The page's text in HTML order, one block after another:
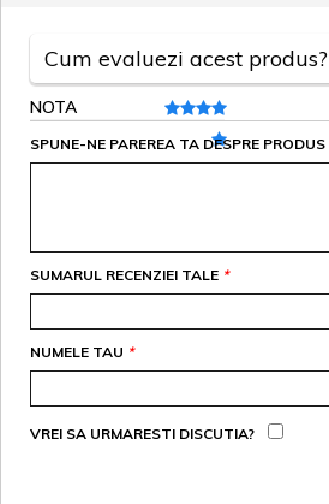
Cum evaluezi acest produs?
NOTA
SPUNE-NE PAREREA TA DESPRE PRODUS
*
SUMARUL RECENZIEI TALE
*
NUMELE TAU
VREI SA URMARESTI DISCUTIA?